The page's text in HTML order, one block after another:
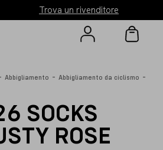
Trova un rivenditore
Abbigliamento - Abbigliamento da ciclismo -
SOCKS
ROSE